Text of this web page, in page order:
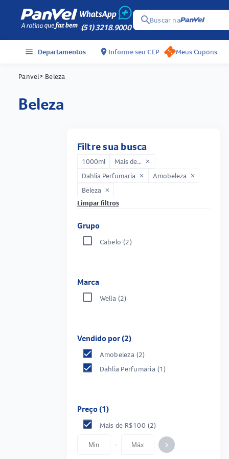
(51) 3218.9000
searchBuscar na
menu Departamentos location_on Informe seu CEP Meus Cupons
Panvel> Beleza
beleza
Filtre sua busca
1000ml Mais de... close
Dahlia Perfumaria close Amobeleza close
Beleza close
Limpar filtros
Grupo
Cabelo (2)
Marca
Wella (2)
Vendido por (2)
Amobeleza (2)
Dahlia Perfumaria (1)
Preço (1)
Mais de R$100 (2)
- keyboard_arrow_right